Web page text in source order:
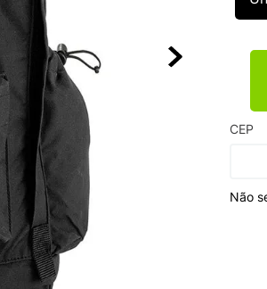
CEP
Não
NEW BALANCE